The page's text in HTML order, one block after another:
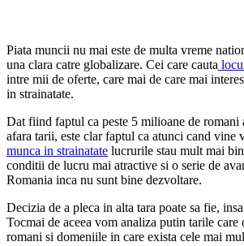
Piata muncii nu mai este de multa vreme
una clara catre globalizare. Cei care cauta
intre mii de oferte, care mai de care mai
in strainatate.
Dat fiind faptul ca peste 5 milioane de romani
afara tarii, este clar faptul ca atunci cand vine
munca in strainatate lucrurile stau mult mai
conditii de lucru mai atractive si o serie de
Romania inca nu sunt bine dezvoltare.
Decizia de a pleca in alta tara poate sa fie,
Tocmai de aceea vom analiza putin tarile care
romani si domeniile in care exista cele mai